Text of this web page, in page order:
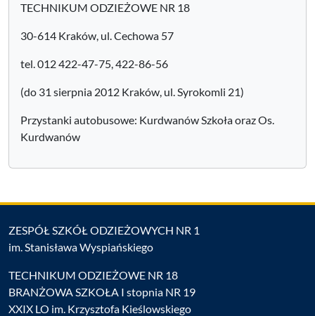
TECHNIKUM ODZIEŻOWE NR 18
30-614 Kraków, ul. Cechowa 57
tel. 012 422-47-75, 422-86-56
(do 31 sierpnia 2012 Kraków, ul. Syrokomli 21)
Przystanki autobusowe: Kurdwanów Szkoła oraz Os.
Kurdwanów
ZESPÓŁ SZKÓŁ ODZIEŻOWYCH NR 1
im. Stanisława Wyspiańskiego
TECHNIKUM ODZIEŻOWE NR 18
BRANŻOWA SZKOŁA I stopnia NR 19
XXIX LO im. Krzysztofa Kieślowskiego